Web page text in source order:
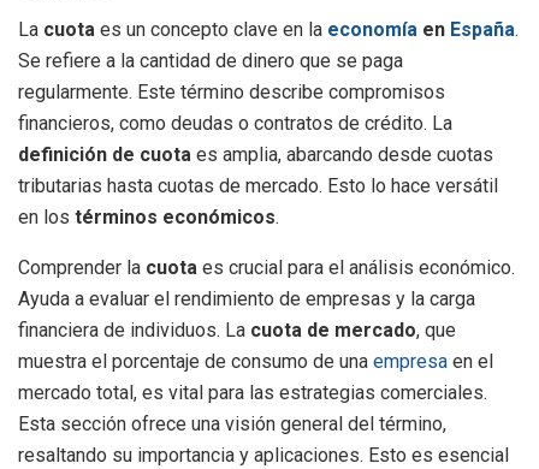
La cuota es un concepto clave en la economía en España.
Se refiere a la cantidad de dinero que se paga
regularmente. Este término describe compromisos
financieros, como deudas o contratos de crédito. La
definición de cuota es amplia, abarcando desde cuotas
tributarias hasta cuotas de mercado. Esto lo hace versátil
en los términos económicos.
Comprender la cuota es crucial para el análisis económico.
Ayuda a evaluar el rendimiento de empresas y la carga
financiera de individuos. La cuota de mercado, que
muestra el porcentaje de consumo de una empresa en el
mercado total, es vital para las estrategias comerciales.
Esta sección ofrece una visión general del término,
resaltando su importancia y aplicaciones. Esto es esencial